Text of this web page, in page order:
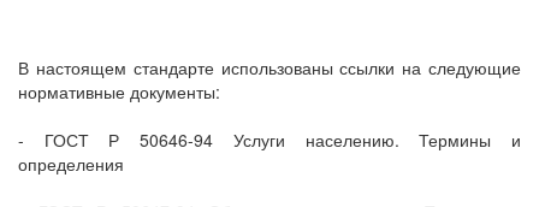
В настоящем стандарте использованы ссылки на следующие
нормативные документы:
- ГОСТ Р 50646-94 Услуги населению. Термины и
определения